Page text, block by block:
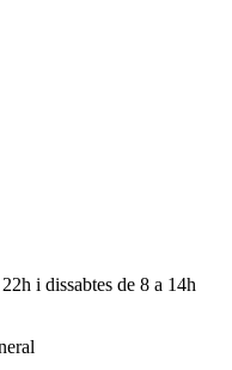
i dissabtes de 8 a 14h